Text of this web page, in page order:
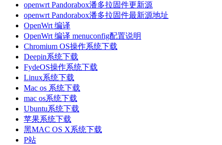
openwrt Pandorabox潘多拉固件更新源
openwrt Pandorabox潘多拉固件最新源地址
OpenWrt 编译
OpenWrt 编译 menuconfig配置说明
Chromium OS操作系统下载
Deepin系统下载
FydeOS操作系统下载
Linux系统下载
Mac os 系统下载
mac os系统下载
Ubuntu系统下载
苹果系统下载
黑MAC OS X系统下载
P站